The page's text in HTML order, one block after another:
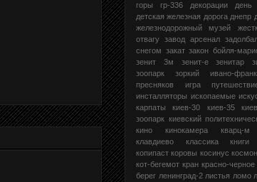
горы
гр-336 декорации день
детская железная дорога днепр
железнодорожный музей
отвагу
завод арсенал
снегом
закат закон бойля-
зенит 3м
зенит-е зенитар
зоопарк
зоркий ивано-
пресняков
игра
инсталляторы ископаемые
карпаты
киев-30 киев-35
зоопарк киевский
кино
кинокамера кварц-м
клавдиево
классика книги
копипаст коровы косинус
кот-бегемот кран красно-черное
берег ленинград-2 листья ломо